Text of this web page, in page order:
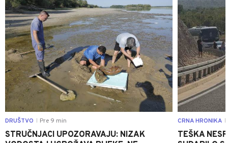
DRUŠTVO Pre 9 min
STRUČNJACI UPOZORAVAJU: NIZAK
CRNA HRONIKA
TEŠKA